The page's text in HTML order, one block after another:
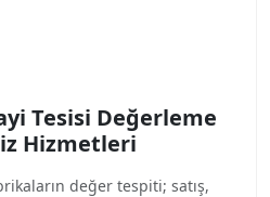
Tesisi Değerleme
Hizmetleri
değer tespiti; satış,